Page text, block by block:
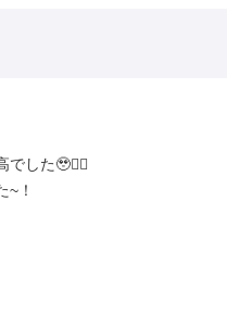
した🥹👍🏻
~！